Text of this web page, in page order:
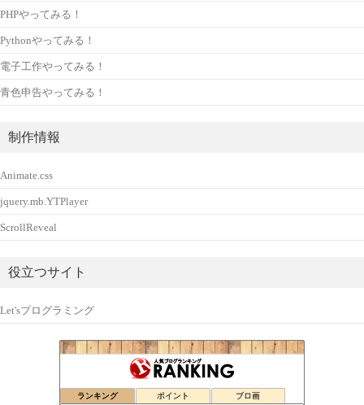
PHPやってみる！
Pythonやってみる！
電子工作やってみる！
青色申告やってみる！
制作情報
Animate.css
jquery.mb.YTPlayer
ScrollReveal
役立つサイト
Let'sプログラミング
ランキング ポイント ブロ画